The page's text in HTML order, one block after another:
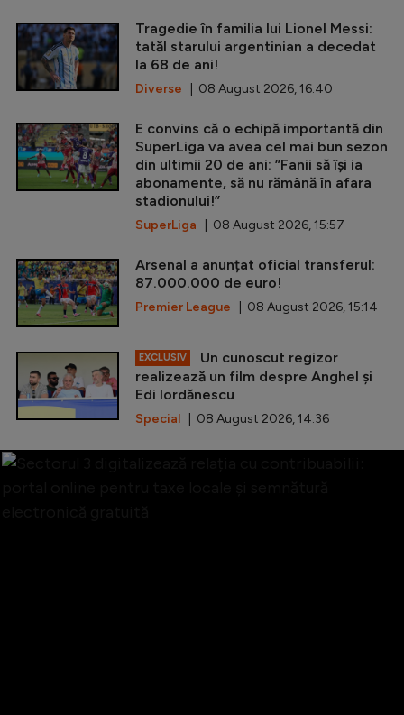
Tragedie în familia lui Lionel Messi:
tatăl starului argentinian a decedat
la 68 de ani!
Diverse | 08 August 2026, 16:40
E convins că o echipă importantă din
SuperLiga va avea cel mai bun sezon
din ultimii 20 de ani: ”Fanii să își ia
abonamente, să nu rămână în afara
stadionului!”
SuperLiga | 08 August 2026, 15:57
Arsenal a anunțat oficial transferul:
87.000.000 de euro!
Premier League | 08 August 2026, 15:14
EXCLUSIV
Un cunoscut regizor
realizează un film despre Anghel și
Edi Iordănescu
Special | 08 August 2026, 14:36